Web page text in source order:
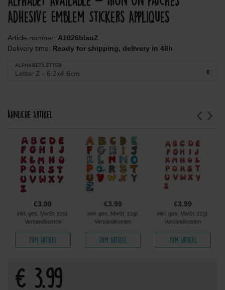
Adhesive Emblem Stickers Appliques
Article number: A1026blauZ
Delivery time: Ready for shipping, delivery in 48h
ALPHABET/LETTER
Ähnliche Artikel
€3.99
inkl. ges. MwSt. zzgl.
Versandkosten
Zum Artikel
€3.99
inkl. ges. MwSt. zzgl.
Versandkosten
Zum Artikel
€3.99
inkl. ges. MwSt. zzgl.
Versandkosten
Zum Artikel
€ 3.99